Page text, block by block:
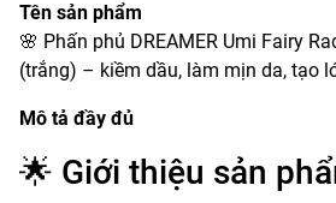
Tên sản phẩm
🌸 Phấn phủ DREAMER Umi Fairy
(trắng) – kiềm dầu, làm mịn da, tạo
Mô tả đầy đủ
🌟 Giới thiệu sản